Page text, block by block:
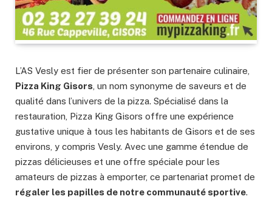
L’AS Vesly est fier de présenter son partenaire culinaire,
Pizza King Gisors , un nom synonyme de saveurs et de
qualité dans l’univers de la pizza. Spécialisé dans la
restauration, Pizza King Gisors offre une expérience
gustative unique à tous les habitants de Gisors et de ses
environs, y compris Vesly. Avec une gamme étendue de
pizzas délicieuses et une offre spéciale pour les
amateurs de pizzas à emporter, ce partenariat promet de
régaler les papilles de notre communauté sportive.